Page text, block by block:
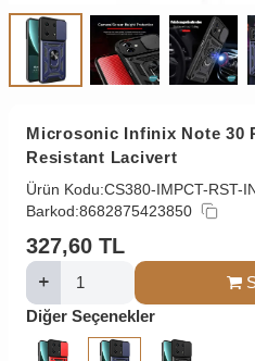
Microsonic Infinix Note 30
Resistant Lacivert
Ürün Kodu:CS380-IMPCT-RST-
Barkod:8682875423850
327,60 TL
Diğer Seçenekler